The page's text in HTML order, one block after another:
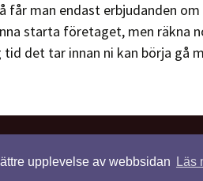
upplevelse av webbsidan Läs
får man endast erbjudanden
starta företaget, men räkna
tid det tar innan ni kan börja gå